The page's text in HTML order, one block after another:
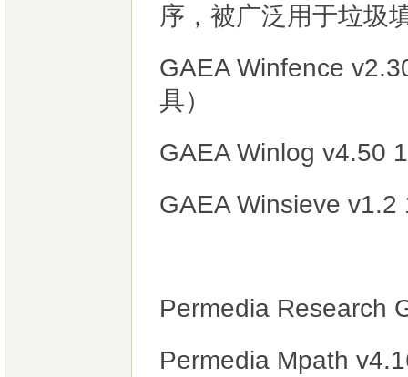
序，被广泛用于垃圾
GAEA Winfence
具）
GAEA Winlog v4.50
GAEA Winsieve v1.2
Permedia Research
Permedia Mpath